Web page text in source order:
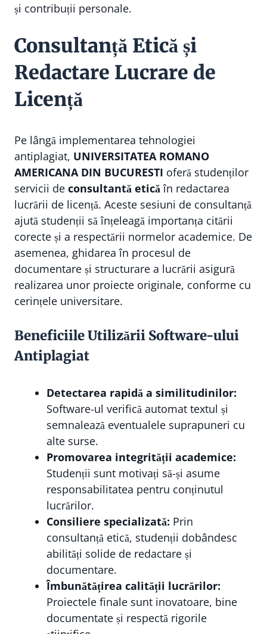
și contribuții personale.
Consultanță Etică și
Redactare Lucrare de
Licență
Pe lângă implementarea tehnologiei
antiplagiat, UNIVERSITATEA ROMANO
AMERICANA DIN BUCURESTI oferă studenților
servicii de consultantă eticăîn redactarea
lucrării de licență. Aceste sesiuni de consultanță
ajută studenții să înțeleagă importanța citării
corecte și a respectării normelor academice. De
asemenea, ghidarea în procesul de
documentare și structurare a lucrării asigură
realizarea unor proiecte originale, conforme cu
cerințele universitare.
Beneficiile Utilizării Software-ului
Antiplagiat
Detectarea rapidă a similitudinilor:
Software-ul verifică automat textul și
semnalează eventualele suprapuneri cu
alte surse.
Promovarea integrității academice:
Studenții sunt motivați să-și asume
responsabilitatea pentru conținutul
lucrărilor.
Consiliere specializată: Prin
consultanță etică, studenții dobândesc
abilități solide de redactare și
documentare.
Îmbunătățirea calității lucrărilor:
Proiectele finale sunt inovatoare, bine
documentate și respectă rigorile